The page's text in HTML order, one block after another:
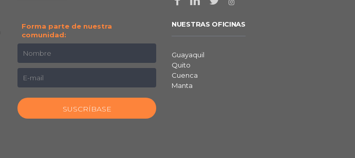
Forma parte de nuestra
comunidad:
NUESTRAS OFICINAS
Guayaquil
Quito
Cuenca
Manta